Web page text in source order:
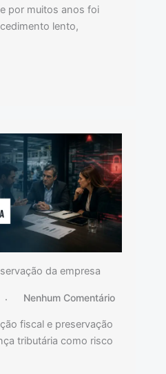
por muitos anos foi
lento,
da empresa
Nenhum Comentário
fiscal e preservação
tributária como risco